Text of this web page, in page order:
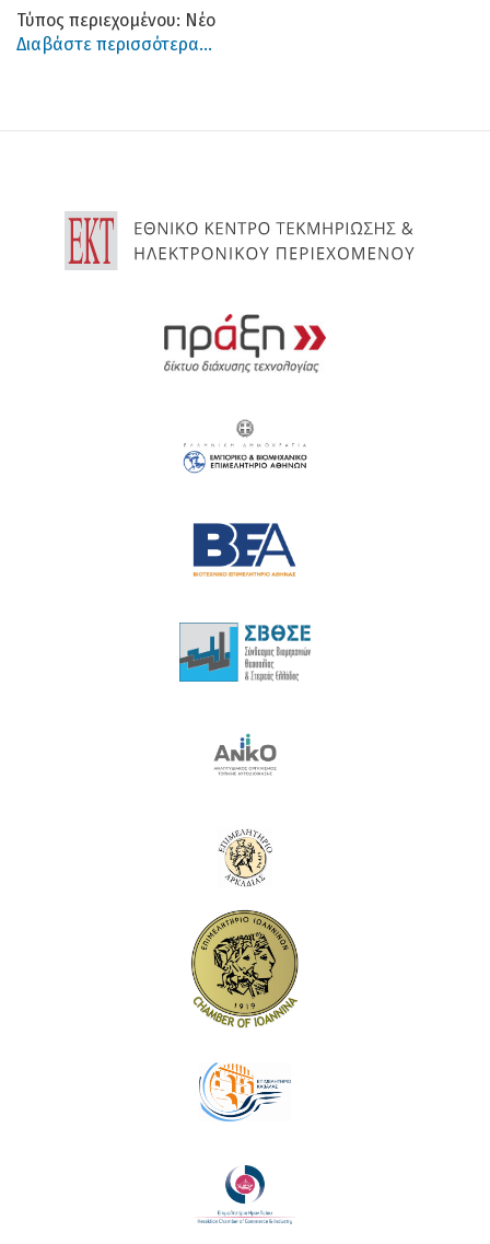
Τύπος περιεχομένου: Νέο
Διαβάστε περισσότερα...